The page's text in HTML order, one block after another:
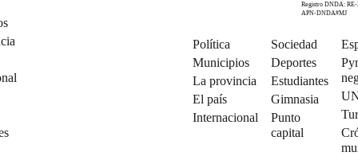
Registro DNDA: RE-
APN-DNDA#MJ
Política
Municipios
La provincia
El país
Internacional
Sociedad
Deportes
Estudiantes
Gimnasia
Punto
capital